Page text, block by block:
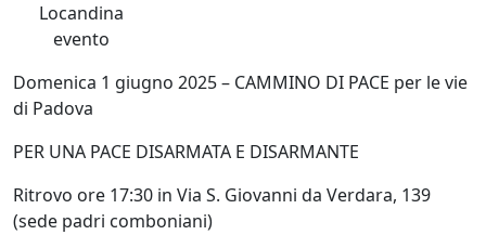
Locandina
evento
Domenica 1 giugno 2025 – CAMMINO DI PACE per le vie
di Padova
PER UNA PACE DISARMATA E DISARMANTE
Ritrovo ore 17:30 in Via S. Giovanni da Verdara, 139
(sede padri comboniani)